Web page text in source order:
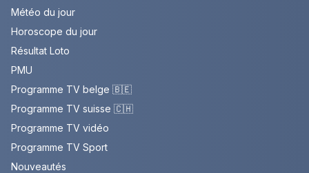
Météo du jour
Horoscope du jour
Résultat Loto
PMU
Programme TV belge 🇧🇪
Programme TV suisse 🇨🇭
Programme TV vidéo
Programme TV Sport
Nouveautés